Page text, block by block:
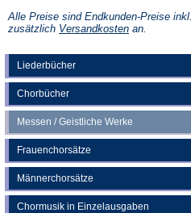
Liederbücher
Chorbücher
Messen / Geistliche Werke
Frauenchorsätze
Männerchorsätze
Chormusik in Einzelausgaben
einem
neuen
Alle Preise sind Endkunden-Preise
zusätzlich Versandkosten(Öffnet
an.